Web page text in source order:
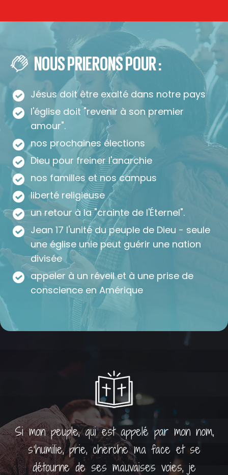
NOUS PRIERONS POUR :
Jésus doit être exalté dans notre pays
l'église doit "revenir à son premier
amour".
nos prochaines élections
Dieu pour freiner l'anarchie
nos familles et nos campus
liberté religieuse
un retour à la "crainte de l'Éternel".
Jean 17 l'unité du peuple de Dieu - seule
une église unie peut guérir une nation
divisée
appeler à un réveil et à une prise de
conscience en Amérique
Si mon peuple, qui est appelé par mon nom,
s'humilie, prie, cherche ma face et se
détourne de ses mauvaises voies, je